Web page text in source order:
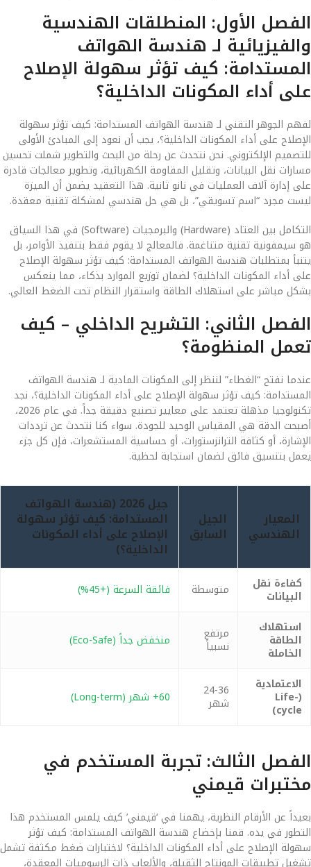
الفصل الأول: المنطلقات الهندسية
والفيزيائية لـ هندسة الهواتف
المستدامة: كيف تؤثر سهولة الإصلاح
على أداء المكونات الداخلية؟
لفهم الجوهر التقني لـ هندسة الهواتف المستدامة: كيف تؤثر سهولة
الإصلاح على أداء المكونات الداخلية؟، يجب أن نعود إلى المبادئ الأولى
للتصميم الإلكتروني. نحن نتحدث عن رحلة من البحث والتطوير شملت تحسين
مسارات نقل البيانات، وتقليل المقاومة الكهربائية، وتطوير معالجات قادرة
على إدارة آلاف العمليات في نانو ثانية. هذا التعقيد يضمن أن الميزة
ليست مجرد “اسم تسويقي”، بل هي حل هندسي لمشكلة تقنية معقدة.
التكامل بين العتاد (Hardware) والبرمجيات (Software) في هذا السياق
هو سيمفونية تقنية متناغمة. فالمعالج لا يقوم فقط بتنفيذ الأوامر، بل
يتنبأ بمتطلبات هندسة الهواتف المستدامة: كيف تؤثر سهولة الإصلاح
على أداء المكونات الداخلية؟ لضمان توزيع الموارد بذكاء، مما ينعكس
بشكل مباشر على استهلاك الطاقة واستقرار النظام تحت الضغط العالي.
الفصل الثاني: التشريح الداخلي – كيف
تعمل المنظومة؟
عندما نفتح “الغطاء” لننظر إلى المكونات المادية لـ هندسة الهواتف
المستدامة: كيف تؤثر سهولة الإصلاح على أداء المكونات الداخلية؟، نجد
تكنولوجيا مذهلة تعتمد على معايير تصنيع دقيقة جداً. في عام 2026،
أصبحت الدقة هي المقياس الوحيد للجودة. سواء كنا نتحدث عن ترددات
الإشارة، أو كثافة الترانزستورات، أو حساسية المستشعرات، فإن كل جزء
يعمل بتنسيق فائق لضمان استجابة لحظية.
المعيار
الهندسي
الجيل
السابق
جيل 2026 (هندسة الهواتف
المستدامة: كيف تؤثر سهولة
الإصلاح على أداء المكونات
الداخلية؟)
كفاءة نقل
البيانات متوسطة
فائقة السرعة (+45%)
استهلاك
الطاقة
الخاملة
مرتفع
نسبياً منخفض جداً (Eco-Safe)
الاعتمادية
(Life-
cycle)
24-36
شهر 60+ شهر (Long-term)
الفصل الثالث: تجربة المستخدم في
مختبرات قيمني
بعيداً عن الأرقام النظرية، يهمنا في ‘قيمني’ كيف يلمس المستخدم هذا
التطور في يده. قمنا بإخضاع هندسة الهواتف المستدامة: كيف تؤثر
سهولة الإصلاح على أداء المكونات الداخلية؟ لاختبارات ضغط مكثفة تشمل
تشغيل تطبيقات المونتاج الثقيلة، والألعاب ذات الرسوميات المعقدة،